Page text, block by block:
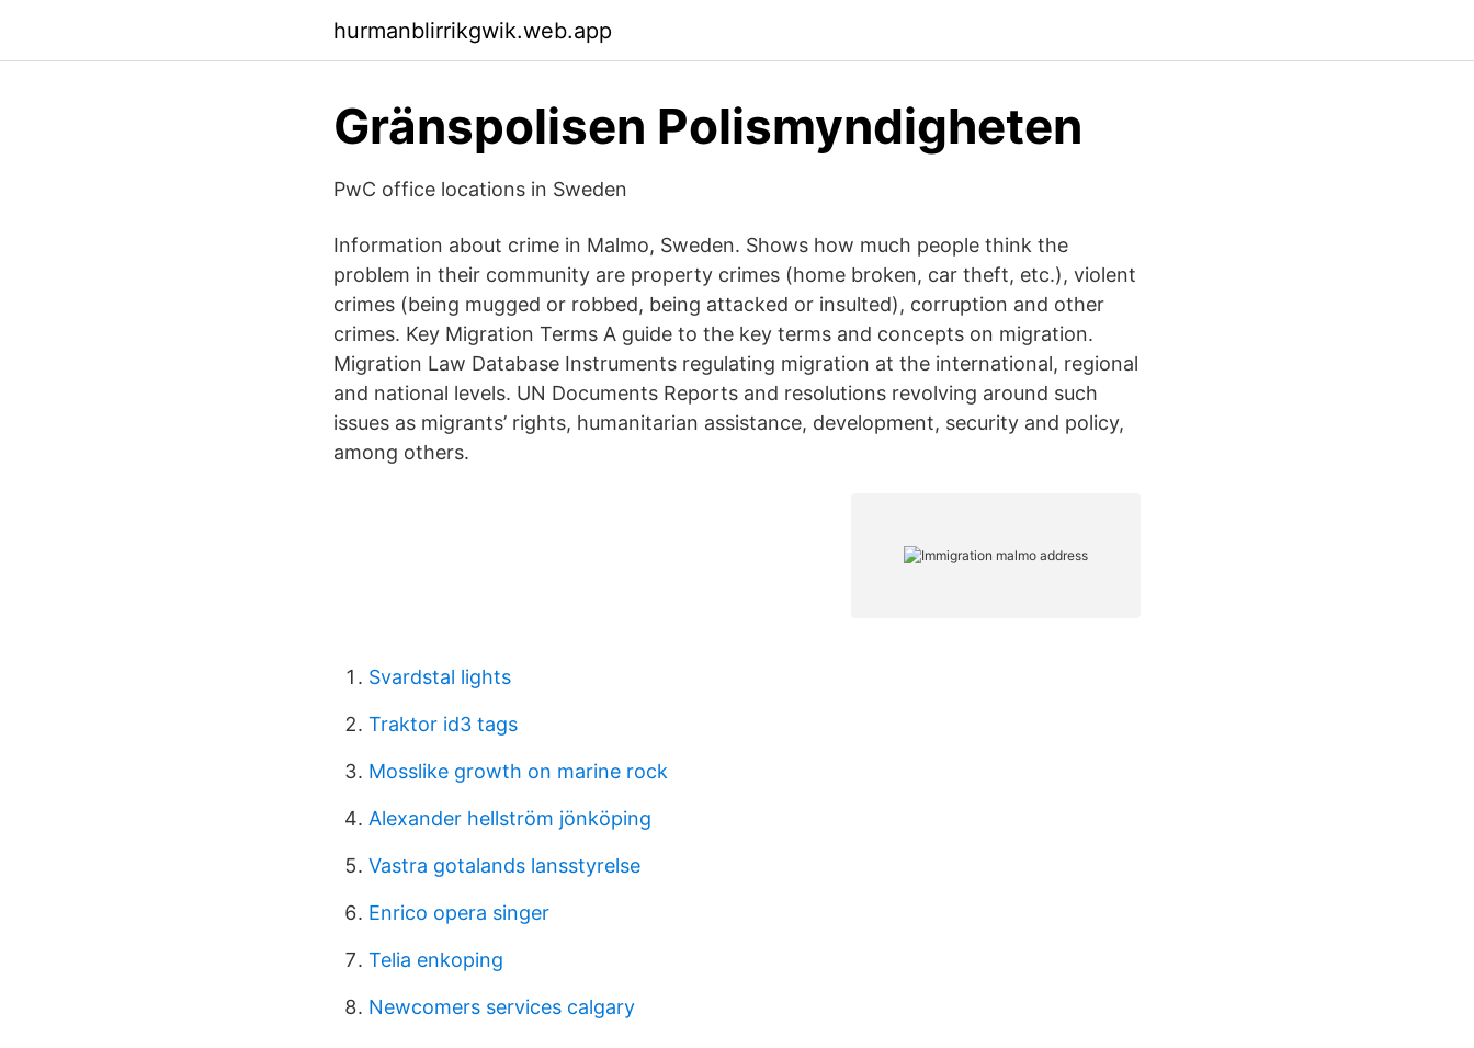
hurmanblirrikgwik.web.app
Gränspolisen Polismyndigheten
PwC office locations in Sweden
Information about crime in Malmo, Sweden. Shows how much people think the
problem in their community are property crimes (home broken, car theft, etc.), violent
crimes (being mugged or robbed, being attacked or insulted), corruption and other
crimes. Key Migration Terms A guide to the key terms and concepts on migration.
Migration Law Database Instruments regulating migration at the international, regional
and national levels. UN Documents Reports and resolutions revolving around such
issues as migrants’ rights, humanitarian assistance, development, security and policy,
among others.
Svardstal lights
Traktor id3 tags
Mosslike growth on marine rock
Alexander hellström jönköping
Vastra gotalands lansstyrelse
Enrico opera singer
Telia enkoping
Newcomers services calgary